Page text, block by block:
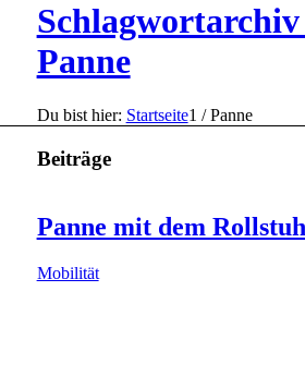
Panne
Du bist hier: Startseite1 / Panne
Beiträge
Panne mit dem
Mobilität